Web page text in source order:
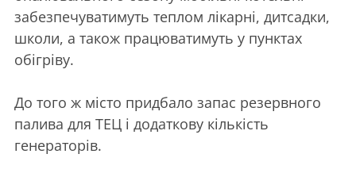
забезпечуватимуть теплом лікарні, дитсадки,
школи, а також працюватимуть у пунктах
обігріву.
До того ж місто придбало запас резервного
палива для ТЕЦ і додаткову кількість
генераторів.